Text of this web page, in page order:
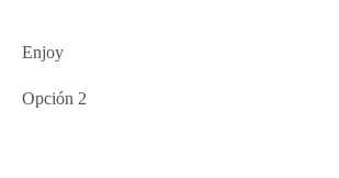
Enjoy
Opción 2